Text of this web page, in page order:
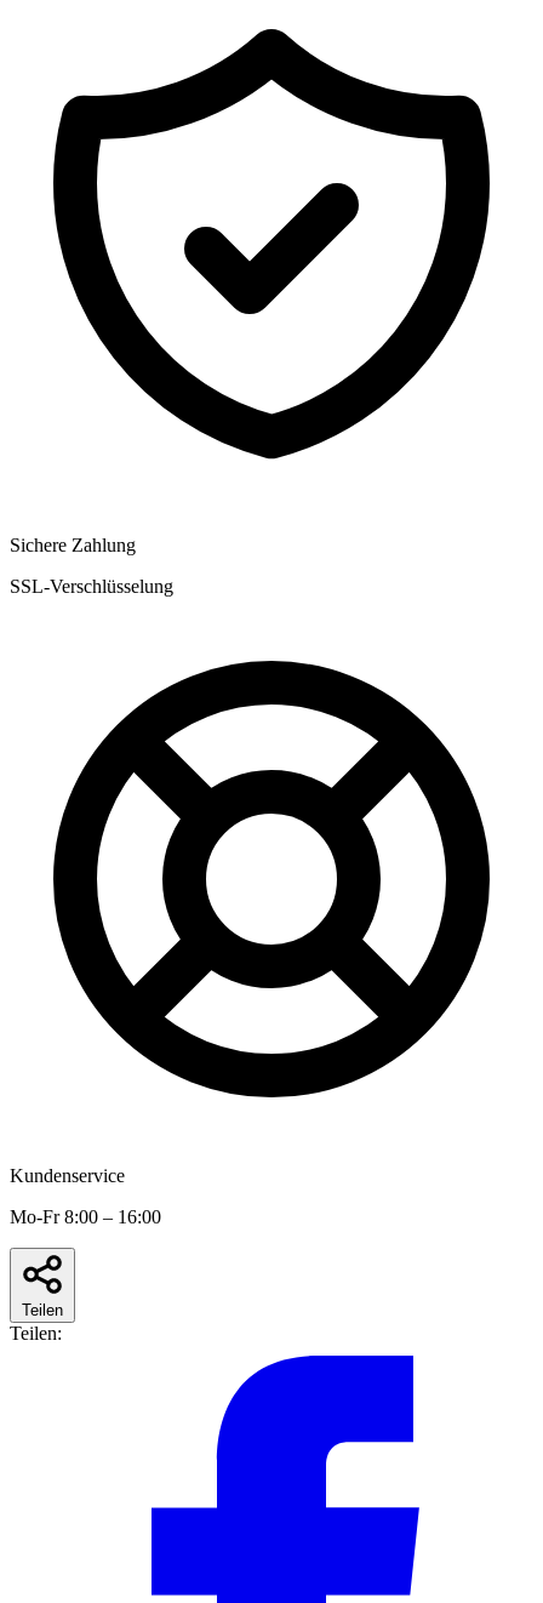
Sichere Zahlung
SSL-Verschlüsselung
Kundenservice
Mo-Fr 8:00 – 16:00
Teilen
Teilen: